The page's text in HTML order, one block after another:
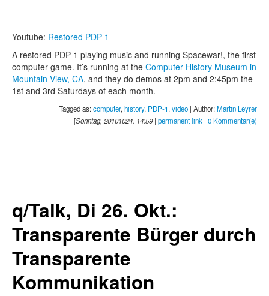
Youtube: Restored PDP-1
A restored PDP-1 playing music and running Spacewar!, the first
computer game. It’s running at the Computer History Museum in
Mountain View, CA, and they do demos at 2pm and 2:45pm the
1st and 3rd Saturdays of each month.
Tagged as:computer, history, PDP-1, video | Author:Martin Leyrer
[Sonntag, 20101024, 14:59| permanent link | 0 Kommentar(e)
q/Talk, Di 26. Okt.:
Transparente Bürger durch
Transparente
Kommunikation